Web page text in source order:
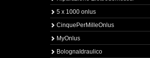
5 x 1000 onlus
CinquePerMilleOnlus
MyOnlus
BolognaIdraulico